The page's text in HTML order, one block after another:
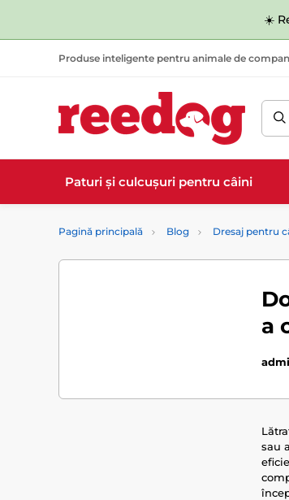
☀️
Produse inteligente pentru animale de
Paturi și culcușuri pentru câini
Pagină principală Blog Dresaj pentru
a
sau